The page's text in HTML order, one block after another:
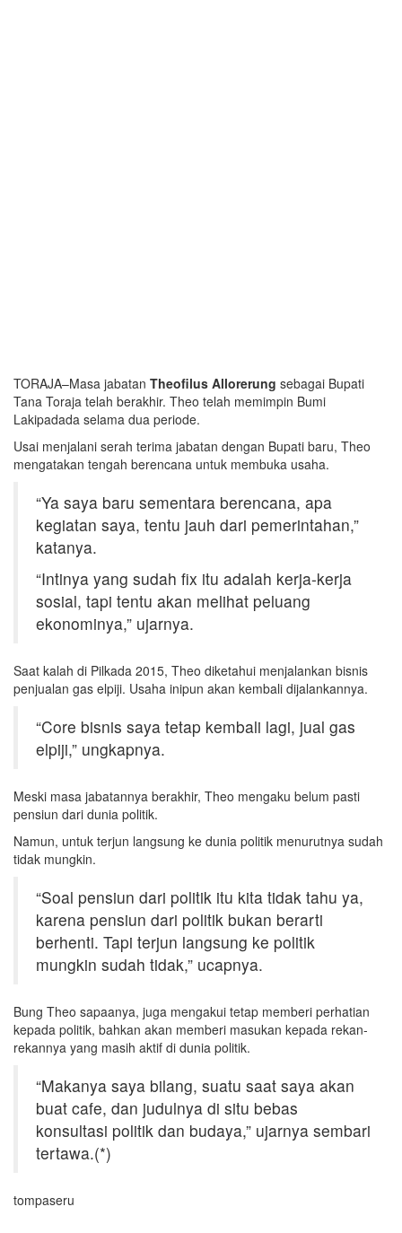
TORAJA–Masa jabatan Theofilus Allorerung sebagai Bupati
Tana Toraja telah berakhir. Theo telah memimpin Bumi
Lakipadada selama dua periode.
Usai menjalani serah terima jabatan dengan Bupati baru, Theo
mengatakan tengah berencana untuk membuka usaha.
“Ya saya baru sementara berencana, apa
kegiatan saya, tentu jauh dari pemerintahan,”
katanya.
“Intinya yang sudah fix itu adalah kerja-kerja
sosial, tapi tentu akan melihat peluang
ekonominya,” ujarnya.
Saat kalah di Pilkada 2015, Theo diketahui menjalankan bisnis
penjualan gas elpiji. Usaha inipun akan kembali dijalankannya.
“Core bisnis saya tetap kembali lagi, jual gas
elpiji,” ungkapnya.
Meski masa jabatannya berakhir, Theo mengaku belum pasti
pensiun dari dunia politik.
Namun, untuk terjun langsung ke dunia politik menurutnya sudah
tidak mungkin.
“Soal pensiun dari politik itu kita tidak tahu ya,
karena pensiun dari politik bukan berarti
berhenti. Tapi terjun langsung ke politik
mungkin sudah tidak,” ucapnya.
Bung Theo sapaanya, juga mengakui tetap memberi perhatian
kepada politik, bahkan akan memberi masukan kepada rekan-
rekannya yang masih aktif di dunia politik.
“Makanya saya bilang, suatu saat saya akan
buat cafe, dan judulnya di situ bebas
konsultasi politik dan budaya,” ujarnya sembari
tertawa.(*)
tompaseru